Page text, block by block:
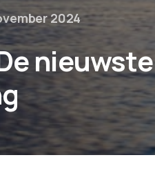
2024